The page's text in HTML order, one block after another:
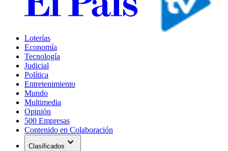
Loterías
Economía
Tecnología
Judicial
Política
Entretenimiento
Mundo
Multimedia
Opinión
500 Empresas
Contenido en Colaboración
Clasificados expand_more